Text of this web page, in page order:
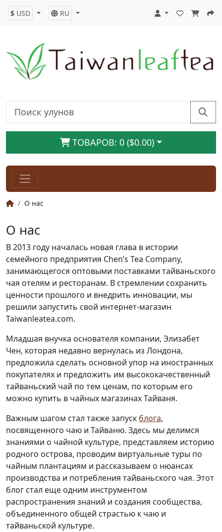
$ USD RU
ТОВАРОВ: 0 ($0.00)
О нас
О нас
В 2013 году началась новая глава в истории
семейного предприятия Chen’s Tea Company,
занимающегося оптовыми поставками тайваньского
чая отелям и ресторанам. В стремлении сохранить
ценности прошлого и внедрить инновации, мы
решили запустить свой интернет-магазин
Taiwanleatea.com.
Младшая внучка основателя компании, Элизабет
Чен, которая недавно вернулась из Лондона,
предложила сделать основной упор на иностранных
покупателях и предложить им высококачественный
тайваньский чай по тем ценам, по которым его
можно купить в чайных магазинах Тайваня.
Важным шагом стал также запуск блога,
посвященного чаю и Тайваню. Здесь мы делимся
знаниями о чайной культуре, представляем историю
родного острова, проводим виртуальные туры по
чайным плантациям и рассказываем о нюансах
производства и потребления тайваньского чая. Этот
блог стал еще одним инструментом
распространения знаний и создания сообщества,
объединенного общей страстью к чаю и
тайваньской культуре.